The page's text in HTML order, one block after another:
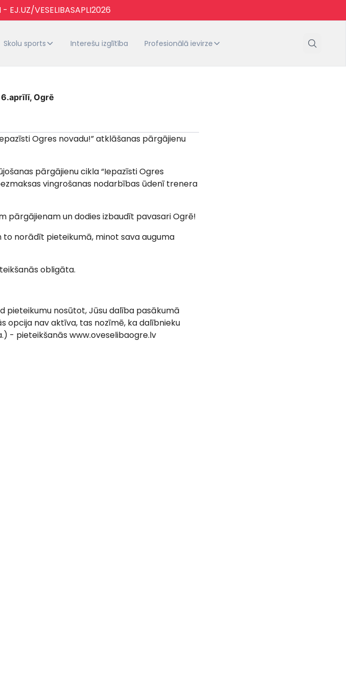
- EJ.UZ/VESELIBASAPLI2026
Skolu sports Interešu izglītība Profesionālā ievirze
Ogrē
Ogres novadu!” atklāšanas pārgājienu
pārgājienu cikla “Iepazīsti Ogres
vingrošanas nodarbības ūdenī trenera
pārgājienam un dodies izbaudīt pavasari Ogrē!
to norādīt pieteikumā, minot sava auguma
obligāta.
pieteikumu nosūtot, Jūsu dalība pasākumā
opcija nav aktīva, tas nozīmē, ka dalībnieku
- pieteikšanās www.oveselibaogre.lv